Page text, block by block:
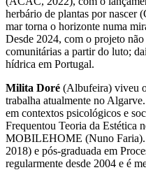
herbário de plantas por nascer
mar torna o horizonte numa
Desde 2024, com o projeto
comunitárias a partir do luto;
hídrica em Portugal.
Milita Doré (Albufeira) viveu
trabalha atualmente no
em contextos psicológicos e
Frequentou Teoria da Estética
MOBILEHOME (Nuno Faria).
2018) e pós-graduada em
regularmente desde 2004 e é